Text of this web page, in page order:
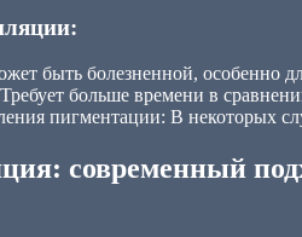
быть болезненной, особенно
больше времени в
пигментации: В некоторых
современный